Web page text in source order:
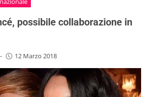
possibile collaborazione in
- 12 Marzo 2018